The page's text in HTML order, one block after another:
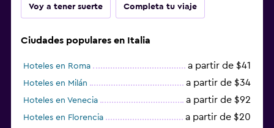
Voy a tener suerte Completa tu viaje
Ciudades populares en Italia
Hoteles en Roma a partir de $41
Hoteles en Milán a partir de $34
Hoteles en Venecia a partir de $92
Hoteles en Florencia a partir de $20